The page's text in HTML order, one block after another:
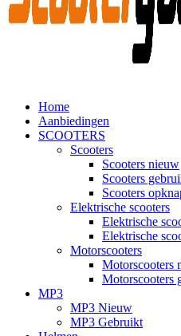
Home
Aanbiedingen
SCOOTERS
Scooters
Scooters nieuw
Scooters
Scooters
Elektrische scooters
Elektrische
Elektrische
Motorscooters
Motorscooters
Motorscooters
MP3
MP3 Nieuw
MP3 Gebruikt